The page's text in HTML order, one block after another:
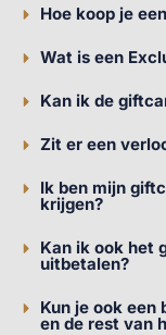
Hoe koop je
Wat is een
Kan ik de
Zit er een
Ik ben mijn
krijgen?
Kan ik ook het
uitbetalen?
Kun je ook een
en de rest van